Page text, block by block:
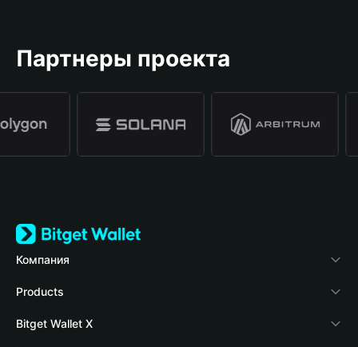
Партнеры проекта
Компания
О Bitget Wallet
Блог
Products
Crypto Card
Bitget Wallet X